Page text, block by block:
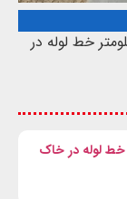
در تاپی | طالبان از تمدید ۱۱۶ کیلومتر خط لوله در
از تمدید ۱۱۶ کیلومتر خط لوله در خاک